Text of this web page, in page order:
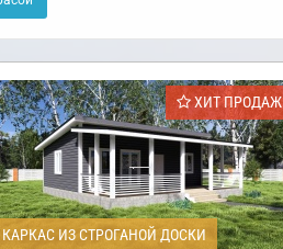
ХИТ ПРОДАЖ
ИЗ СТРОГАНОЙ ДОСКИ